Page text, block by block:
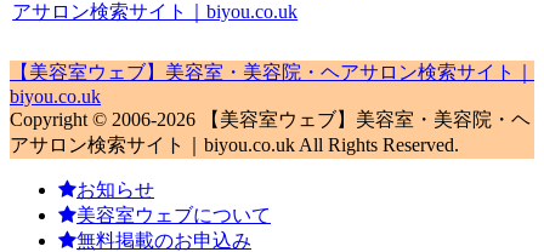
アサロン検索サイト｜biyou.co.uk
【美容室ウェブ】美容室・美容院・ヘアサロン検索サイト｜
biyou.co.uk
Copyright © 2006-2026 【美容室ウェブ】美容室・美容院・ヘ
アサロン検索サイト｜biyou.co.uk All Rights Reserved.
お知らせ
美容室ウェブについて
無料掲載のお申込み